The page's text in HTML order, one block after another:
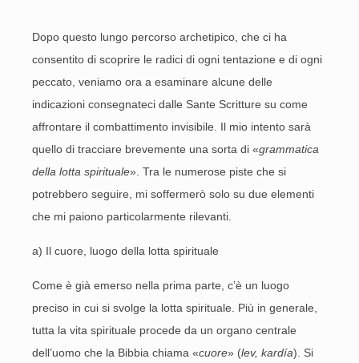
Dopo questo lungo percorso archetipico, che ci ha
consentito di scoprire le radici di ogni tentazione e di ogni
peccato, veniamo ora a esaminare alcune delle
indicazioni consegnateci dalle Sante Scritture su come
affrontare il combattimento invisibile. Il mio intento sarà
quello di tracciare brevemente una sorta di «grammatica
della lotta spirituale». Tra le numerose piste che si
potrebbero seguire, mi soffermerò solo su due elementi
che mi paiono particolarmente rilevanti.
a) Il cuore, luogo della lotta spirituale
Come è già emerso nella prima parte, c’è un luogo
preciso in cui si svolge la lotta spirituale. Più in generale,
tutta la vita spirituale procede da un organo centrale
dell’uomo che la Bibbia chiama «cuore» (lev, kardía). Si